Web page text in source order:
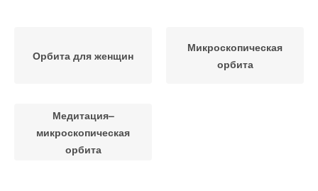
Орбита для женщин
Микроскопическая
орбита
Медитация–
микроскопическая
орбита